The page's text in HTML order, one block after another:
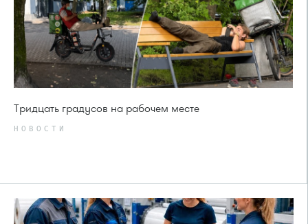
Тридцать градусов на рабочем месте
НОВОСТИ